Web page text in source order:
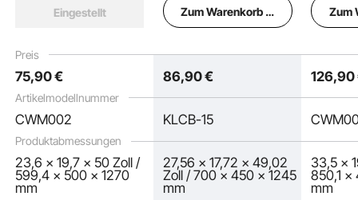
Preis
Artikelmodellnummer
Produktabmessungen
und 2 Körben,
für den Innenbereich,
Katzenhausschrank
passend für die
meisten
Katzentoiletten, 59,9
cm L x 40,1 cm B x 127
cm H, Natur
Eingestellt
Lagerregalen,
Katzenklo Schrank,
Katzentoiletten, für
Zum Warenkorb hinzufügen
für
cm L x
183,9
Zum
75,90€ 86,90€ 126,90
CWM002 KLCB-15
23,6 x 19,7 x 50 Zoll /
599,4 x 500 x 1270
mm
27,56 x 17,72 x 49,02
Zoll / 700 x 450 x 1245
mm
33,5 x
850,1 x
mm